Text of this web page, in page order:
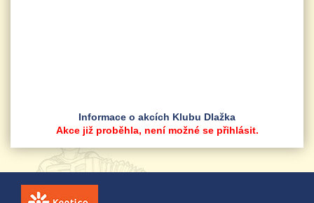
Informace o akcích Klubu Dlažka
Akce již proběhla, není možné se přihlásit.